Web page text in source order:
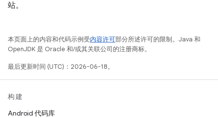
站。
本页面上的内容和代码示例受内容许可部分所述许可的限制。Java 和
OpenJDK 是 Oracle 和/或其关联公司的注册商标。
最后更新时间 (UTC)：2026-06-18。
构建
Android 代码库